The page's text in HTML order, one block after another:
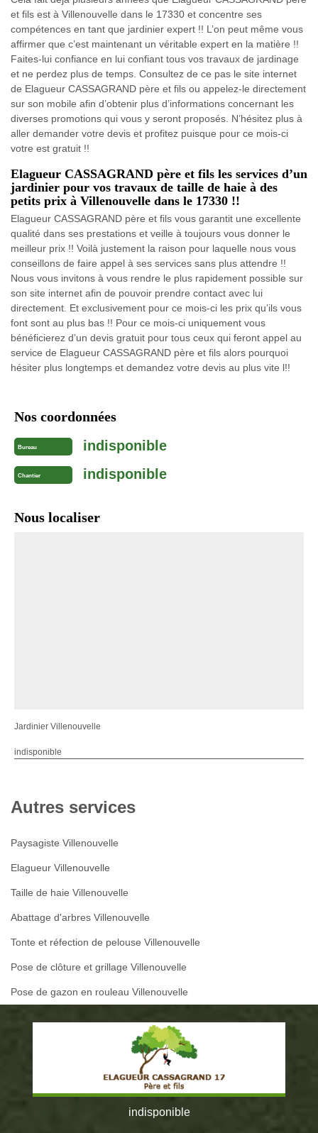
et fils est à Villenouvelle dans le 17330 et concentre ses
compétences en tant que jardinier expert !! L’on peut même vous
affirmer que c’est maintenant un véritable expert en la matière !!
Faites-lui confiance en lui confiant tous vos travaux de jardinage
et ne perdez plus de temps. Consultez de ce pas le site internet
de Elagueur CASSAGRAND père et fils ou appelez-le directement
sur son mobile afin d’obtenir plus d’informations concernant les
diverses promotions qui vous y seront proposés. N’hésitez plus à
aller demander votre devis et profitez puisque pour ce mois-ci
votre est gratuit !!
Elagueur CASSAGRAND père et fils les services d’un
jardinier pour vos travaux de taille de haie à des
petits prix à Villenouvelle dans le 17330 !!
Elagueur CASSAGRAND père et fils vous garantit une excellente
qualité dans ses prestations et veille à toujours vous donner le
meilleur prix !! Voilà justement la raison pour laquelle nous vous
conseillons de faire appel à ses services sans plus attendre !!
Nous vous invitons à vous rendre le plus rapidement possible sur
son site internet afin de pouvoir prendre contact avec lui
directement. Et exclusivement pour ce mois-ci les prix qu’ils vous
font sont au plus bas !! Pour ce mois-ci uniquement vous
bénéficierez d’un devis gratuit pour tous ceux qui feront appel au
service de Elagueur CASSAGRAND père et fils alors pourquoi
hésiter plus longtemps et demandez votre devis au plus vite l!!
Nos coordonnées
Bureau indisponible
Chantier indisponible
Nous localiser
Jardinier Villenouvelle
indisponible
Autres services
Paysagiste Villenouvelle
Elagueur Villenouvelle
Taille de haie Villenouvelle
Abattage d'arbres Villenouvelle
Tonte et réfection de pelouse Villenouvelle
Pose de clôture et grillage Villenouvelle
Pose de gazon en rouleau Villenouvelle
indisponible